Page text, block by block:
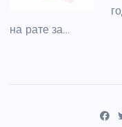
на рате за…